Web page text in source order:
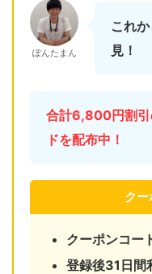
ぽんたまん
これ
見！
合計6,800円割引
ドを配布中！
ク
クーポンコー
登録後31日間